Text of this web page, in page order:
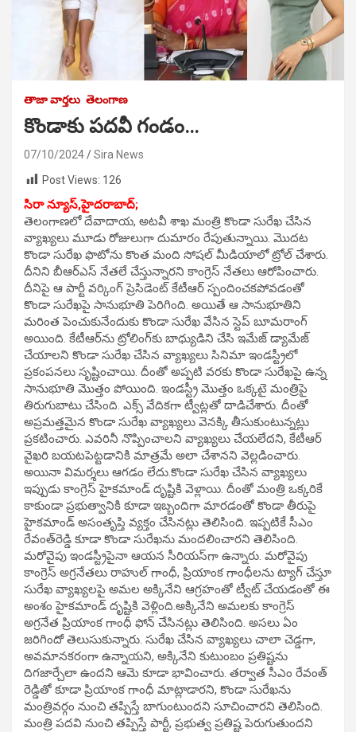
తాజా వార్తలు తెలంగాణ
కొండాకు పదవీ గండం…
07/10/2024
Sira News
Post Views: 126
సిరా న్యూస్,హైదరాబాద్;
తెలంగాణలో దేవాదాయ, అటవీ శాఖ మంత్రి కొండా సురేఖ చేసిన
వ్యాఖ్యలు మూడు రోజులుగా దుమారం రేపుతున్నాయి. మొదట
కొండా సురేఖ ఫొటోను కొంత మంది సోషల్‌ మీడియాలో ట్రోల్‌ చేశారు.
దీనిని బీఆర్‌ఎస్‌ నేతలే చేస్తున్నారని కాంగ్రెస్‌ నేతలు ఆరోపించారు.
దీనిపై ఆ పార్టీ వర్కింగ్‌ ప్రెసిడెంట్‌ కేటీఆర్‌ స్పందించకపోవడంతో
కొండా సురేఖపై సానుభూతి పెరిగింది. అయితే ఆ సానుభూతిని
మరింత పెంచుకునేందుకు కొండా సురేఖ వేసిన స్టెప్‌ బూమరాంగ్‌
అయింది. కేటీఆర్‌ను ట్రోలింగ్‌కు బాధ్యుడిని చేసి ఇమేజ్‌ డ్యామేజ్‌
చేయాలని కొండా సురేఖ చేసిన వ్యాఖ్యలు సినిమా ఇండస్ట్రీలో
ప్రకంపనలు సృష్టించాయి. దీంతో అప్పటి వరకు కొండా సురేఖపై ఉన్న
సానుభూతి మొత్తం పోయింది. ఇండస్ట్రీ మొత్తం ఒక్కటై మంత్రిపై
తిరుగుబాటు చేసింది. ఎక్స్‌ వేదికగా ట్వీట్లతో దాడిచేశారు. దీంతో
అప్రమత్తమైన కొండా సురేఖ వ్యాఖ్యలు వెనక్కి తీసుకుంటున్నట్లు
ప్రకటించారు. ఎవరినీ నొప్పించాలని వ్యాఖ్యలు చేయలేదని, కేటీఆర్‌
వైఖరి బయటపెట్టడానికి మాత్రమే అలా చేశానని వెల్లడించారు.
అయినా విమర్శలు ఆగడం లేదు.కొండా సురేఖ చేసిన వ్యాఖ్యలు
ఇప్పుడు కాంగ్రెస్‌ హైకమాండ్‌ దృష్టికి వెళ్లాయి. దీంతో మంత్రి ఒక్కరికే
కాకుండా ప్రభుత్వానికి కూడా ఇబ్బందిగా మారడంతో కొండా తీరుపై
హైకమాండ్‌ అసంతృప్తి వ్యక్తం చేసినట్లు తెలిసింది. ఇప్పటికే సీఎం
రేవంత్‌రెడ్డి కూడా కొండా సురేఖను మందలించారని తెలిసింది.
మరోవైపు ఇండస్ట్రీపైనా ఆయన సీరియస్‌గా ఉన్నారు. మరోవైపు
కాంగ్రెస్‌ అగ్రనేతలు రాహుల్‌ గాంధీ, ప్రియాంక గాంధీలను ట్యాగ్‌ చేస్తూ
సురేఖ వ్యాఖ్యలపై అమల అక్కినేని ఆగ్రహంతో ట్వీట్‌ చేయడంతో ఈ
అంశం హైకమాండ్‌ దృష్టికి వెళ్లింది.అక్కినేని అమలకు కాంగ్రెస్‌
అగ్రనేత ప్రియాంక గాంధీ ఫోన్‌ చేసినట్లు తెలిసింది. అసలు ఏం
జరిగిందో తెలుసుకున్నారు. సురేఖ చేసిన వ్యాఖ్యలు చాలా చెడ్డగా,
అవమానకరంగా ఉన్నాయని, అక్కినేని కుటుంబం ప్రతిష్టను
దిగజార్చేలా ఉందని ఆమె కూడా భావించారు. తర్వాత సీఎం రేవంత్‌
రెడ్డితో కూడా ప్రియాంక గాంధీ మాట్లాడారని, కొండా సురేఖను
మంత్రివర్గం నుంచి తప్పిస్తే బాగుంటుందని సూచించారని తెలిసింది.
మంత్రి పదవి నుంచి తప్పిస్తే పార్టీ, ప్రభుత్వ ప్రతిష్ట పెరుగుతుందని